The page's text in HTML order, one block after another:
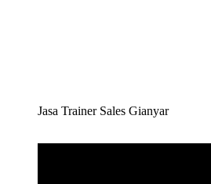
Jasa Trainer Sales Gianyar